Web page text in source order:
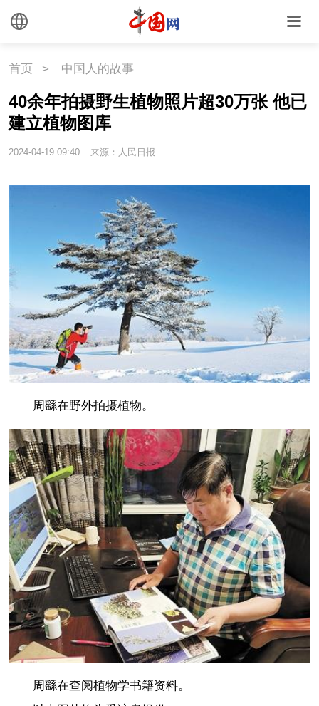
首页 > 中国人的故事
40余年拍摄野生植物照片超30万张 他已
建立植物图库
2024-04-19 09:40 来源：人民日报
周繇在野外拍摄植物。
周繇在查阅植物学书籍资料。